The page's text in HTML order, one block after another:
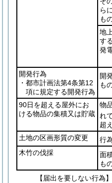
ら
も
地
す
発
開発行為
・都市計画法第4条第12
項に規定する開発行為
開
も
90日を超える屋外にお
ける物品の集積又は貯蔵
物
れ
超
土地の区画形質の変更
行
木竹の伐採
面
も
【届出を要しない行為】